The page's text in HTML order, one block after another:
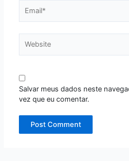
Salvar meus dados neste
vez que eu comentar.